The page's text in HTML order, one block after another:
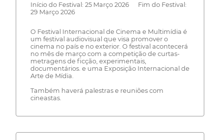
Início do Festival: 25 Março 2026 Fim do Festival:
29 Março 2026
O Festival Internacional de Cinema e Multimídia é
um festival audiovisual que visa promover o
cinema no país e no exterior. O festival acontecerá
no mês de março com a competição de curtas-
metragens de ficção, experimentais,
documentários. e uma Exposição Internacional de
Arte de Mídia.
Também haverá palestras e reuniões com
cineastas.